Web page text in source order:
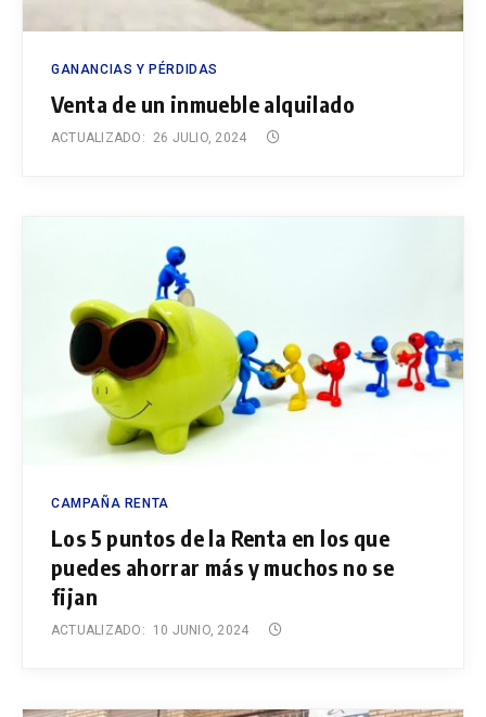
GANANCIAS Y PÉRDIDAS
Venta de un inmueble alquilado
ACTUALIZADO: 26 JULIO, 2024
CAMPAÑA RENTA
Los 5 puntos de la Renta en los que
puedes ahorrar más y muchos no se
fijan
ACTUALIZADO: 10 JUNIO, 2024